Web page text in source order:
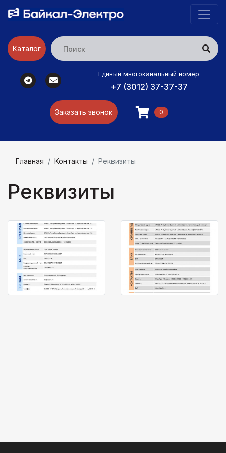
Каталог
Единый многоканальный номер
+7 (3012) 37-37-37
Заказать звонок 0
Главная Контакты Реквизиты
Реквизиты